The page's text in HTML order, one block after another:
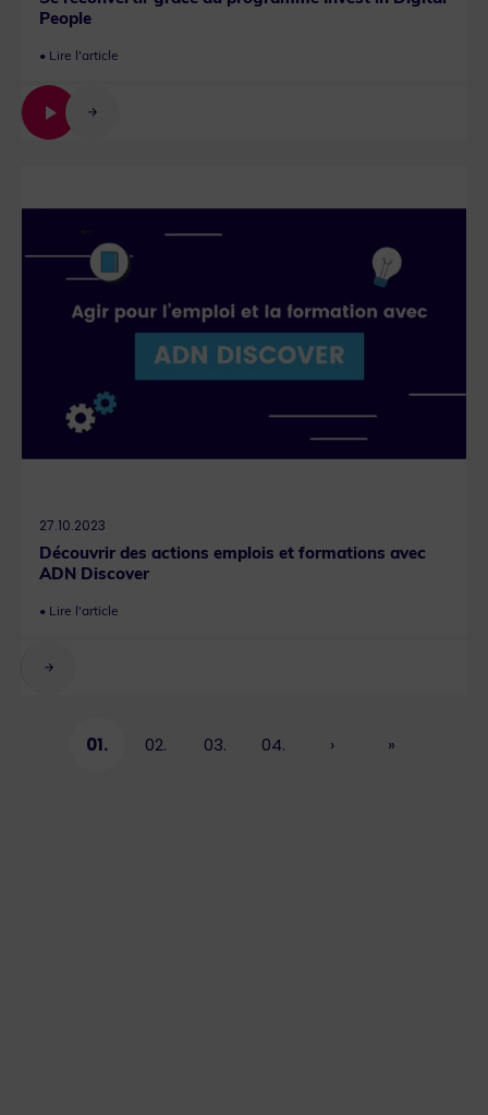
People
27.10.2023
Découvrir des actions emplois et formations avec
ADN Discover
Page courante
01. Page
02. Page
03. Page
04. Page suivante
› Dernière
»